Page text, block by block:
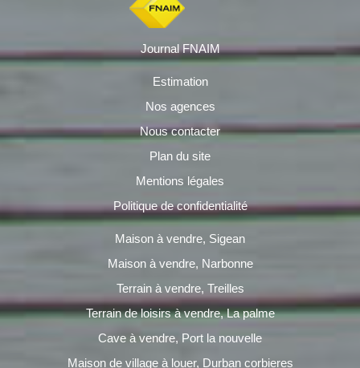
Journal FNAIM
Estimation
Nos agences
Nous contacter
Plan du site
Mentions légales
Politique de confidentialité
Maison à vendre, Sigean
Maison à vendre, Narbonne
Terrain à vendre, Treilles
Terrain de loisirs à vendre, La palme
Cave à vendre, Port la nouvelle
Maison de village à louer, Durban corbieres